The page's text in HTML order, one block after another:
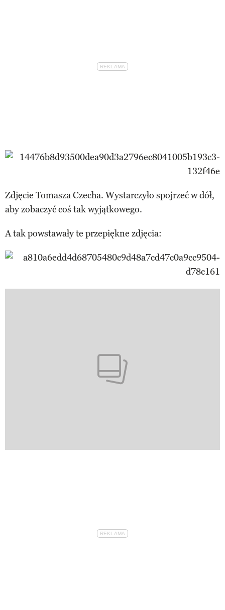
Zdjęcie Tomasza Czecha. Wystarczyło spojrzeć w dół,
aby zobaczyć coś tak wyjątkowego.
A tak powstawały te przepiękne zdjęcia: